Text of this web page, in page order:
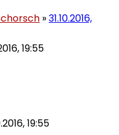
»31.10.2016,
19:55
19:55